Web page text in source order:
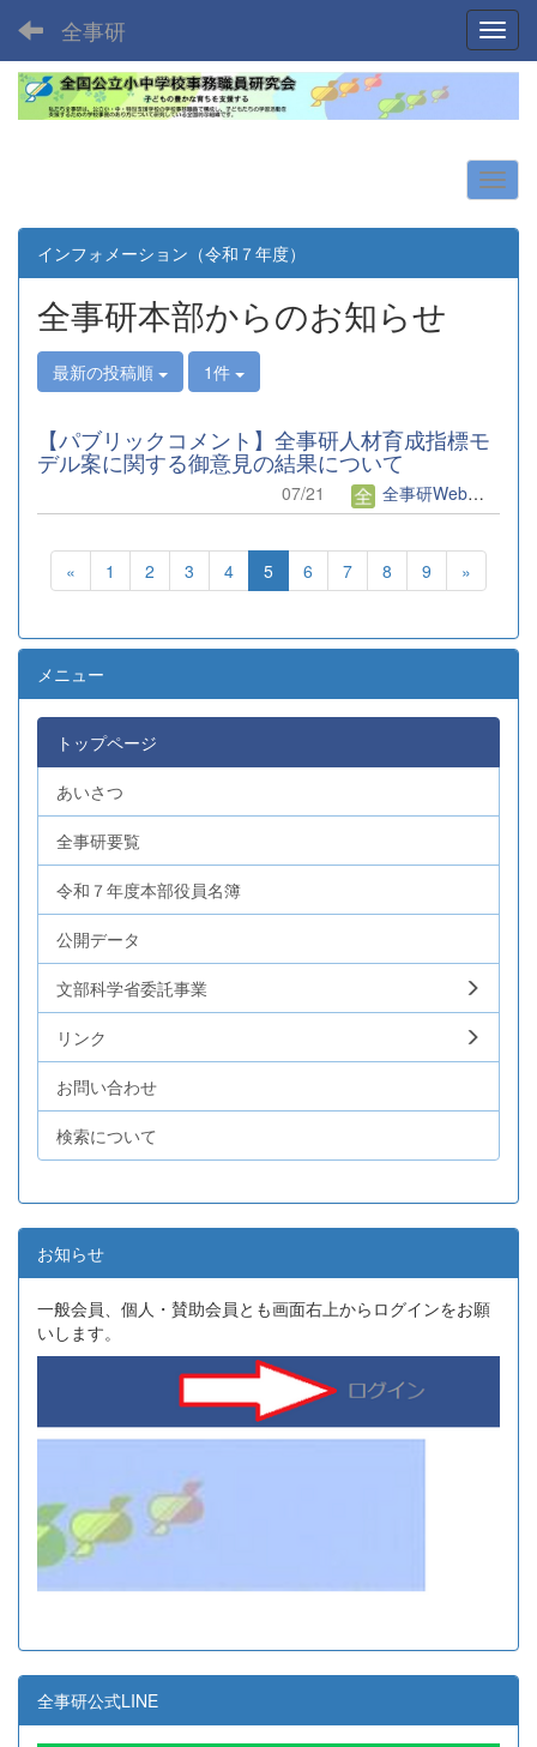
全事研
インフォメーション（令和７年度）
全事研本部からのお知らせ
最新の投稿順 1件
【パブリックコメント】全事研人材育成指標モ
デル案に関する御意見の結果について
07/21 全事研Web編集者
« 1 2 3 4 5 6 7 8 9 »
メニュー
トップページ
あいさつ
全事研要覧
令和７年度本部役員名簿
公開データ
文部科学省委託事業
リンク
お問い合わせ
検索について
お知らせ
一般会員、個人・賛助会員とも画面右上からログインをお願
いします。
全事研公式LINE